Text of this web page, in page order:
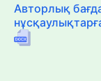
Авторлық